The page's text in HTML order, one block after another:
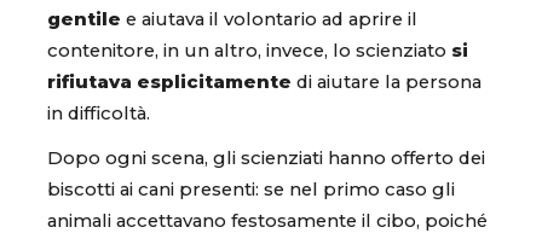
gentile e aiutava il volontario ad aprire il
contenitore, in un altro, invece, lo scienziato si
rifiutava esplicitamente di aiutare la persona
in difficoltà.
Dopo ogni scena, gli scienziati hanno offerto dei
biscotti ai cani presenti: se nel primo caso gli
animali accettavano festosamente il cibo, poiché